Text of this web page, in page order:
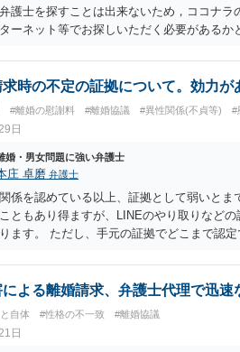
護士を探すことは出来ないため，ココナ
ーネット等でお探しいただく必要があるか
時の不定の証拠について。効力が
#離婚の慰謝料 #離婚協議 #異性関係(不貞等) #
日
婚・男女問題に強い弁護士
庄 卓磨 弁護士
係を認めている以上、証拠として弱いと
ともあり得ますが、LINEのやり取りなど
ます。 ただし、手元の証拠でどこまで認
よる離婚請求、弁護士代理で迅速
自体 #性格の不一致 #離婚協議
日